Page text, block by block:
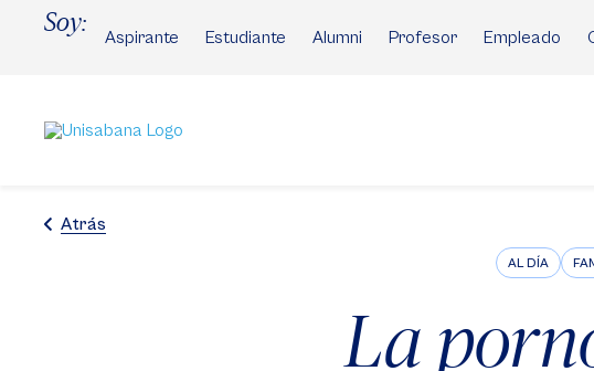
Soy:
Aspirante Estudiante Alumni Profesor Empleado
Atrás
AL DÍA
La